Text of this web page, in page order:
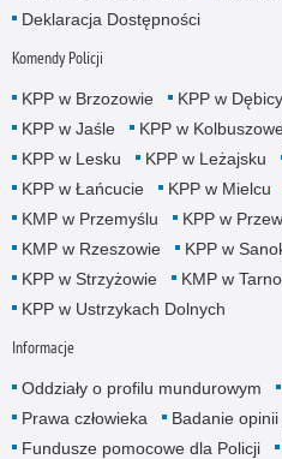
Deklaracja Dostępności
Komendy Policji
KPP w Brzozowie KPP w Dębicy
KPP w Jaśle
KPP w
KPP w Lesku
KPP w Leżajsku
KPP w Łańcucie
KPP w Mielcu
KMP w Przemyślu
KPP w
KMP w Rzeszowie
KPP w
KPP w Strzyżowie
KMP w
KPP w Ustrzykach Dolnych
Informacje
Oddziały o profilu mundurowym
Prawa człowieka
Badanie
Fundusze pomocowe dla Policji